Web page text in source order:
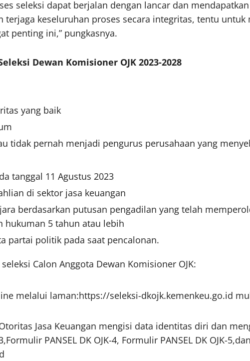
seleksi dapat berjalan dengan lancar dan
terjaga keseluruhan proses secara integritas, tentu
penting ini,” pungkasnya.
Dewan Komisioner OJK 2023-2028
yang baik
tidak pernah menjadi pengurus perusahaan yang
tanggal 11 Agustus 2023
di sektor jasa keuangan
berdasarkan putusan pengadilan yang telah
hukuman 5 tahun atau lebih
partai politik pada saat pencalonan.
Calon Anggota Dewan Komisioner OJK:
melalui laman:https://seleksi-dkojk.kemenkeu.go.id
Jasa Keuangan mengisi data identitas diri dan
PANSEL DK OJK-4, Formulir PANSEL DK OJK-